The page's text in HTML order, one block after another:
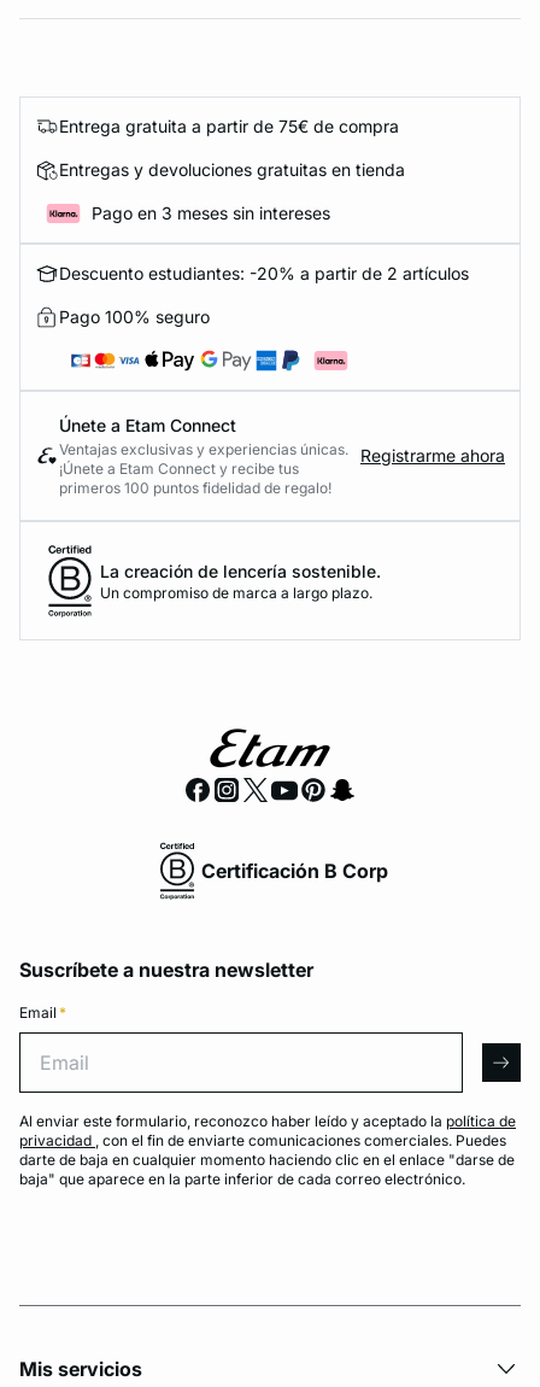
Entrega gratuita a partir de 75€ de compra
Entregas y devoluciones gratuitas en tienda
Pago en 3 meses sin intereses
Descuento estudiantes: -20% a partir de 2 artículos
Pago 100% seguro
Únete a Etam Connect
Ventajas exclusivas y experiencias únicas.
¡Únete a Etam Connect y recibe tus
primeros 100 puntos fidelidad de regalo!
Registrarme ahora
La creación de lencería sostenible.
Un compromiso de marca a largo plazo.
Certificación B Corp
Suscríbete a nuestra newsletter
Email *
Al enviar este formulario, reconozco haber leído y aceptado la política de
privacidad , con el fin de enviarte comunicaciones comerciales. Puedes
darte de baja en cualquier momento haciendo clic en el enlace "darse de
baja" que aparece en la parte inferior de cada correo electrónico.
Mis servicios